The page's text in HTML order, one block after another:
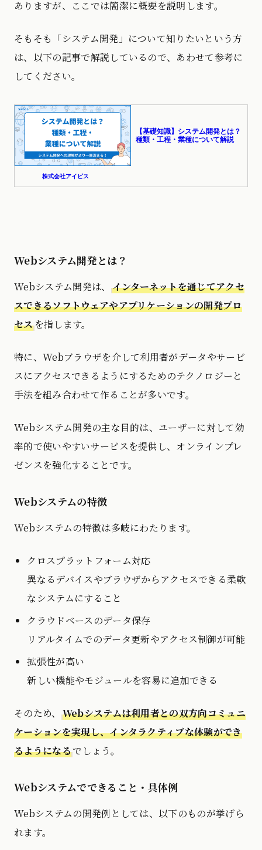
ありますが、ここでは簡潔に概要を説明します。
そもそも「システム開発」について知りたいという方
は、以下の記事で解説しているので、あわせて参考に
してください。
Webシステム開発とは？
Webシステム開発は、 インターネットを通じてアクセ
スできるソフトウェアやアプリケーションの開発プロ
セスを指します。
特に、Webブラウザを介して利用者がデータやサービ
スにアクセスできるようにするためのテクノロジーと
手法を組み合わせて作ることが多いです。
Webシステム開発の主な目的は、ユーザーに対して効
率的で使いやすいサービスを提供し、オンラインプレ
ゼンスを強化することです。
Webシステムの特徴
Webシステムの特徴は多岐にわたります。
クロスプラットフォーム対応
異なるデバイスやブラウザからアクセスできる柔軟
なシステムにすること
クラウドベースのデータ保存
リアルタイムでのデータ更新やアクセス制御が可能
拡張性が高い
新しい機能やモジュールを容易に追加できる
そのため、 Webシステムは利用者との双方向コミュニ
ケーションを実現し、インタラクティブな体験ができ
るようになるでしょう。
Webシステムでできること・具体例
Webシステムの開発例としては、以下のものが挙げら
れます。